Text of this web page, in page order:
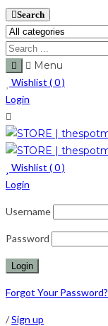
Search
Menu
Wishlist (0)
Login
Wishlist (0)
Login
Username
Password
Forgot Your Password?
/Sign up